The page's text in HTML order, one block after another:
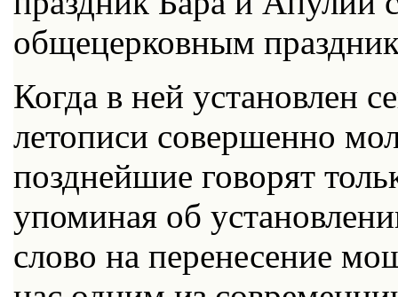
общецерковным
Когда в ней установлен
летописи совершенно
позднейшие говорят
упоминая об
слово на перенесение